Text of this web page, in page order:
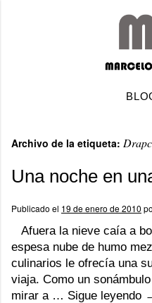
Archivo de la etiqueta:
Una noche en
Publicado el 19 de enero de 2010
Afuera la nieve caía a
espesa nube de humo
culinarios le ofrecía una
viaja. Como un
mirar a … Sigue leyendo